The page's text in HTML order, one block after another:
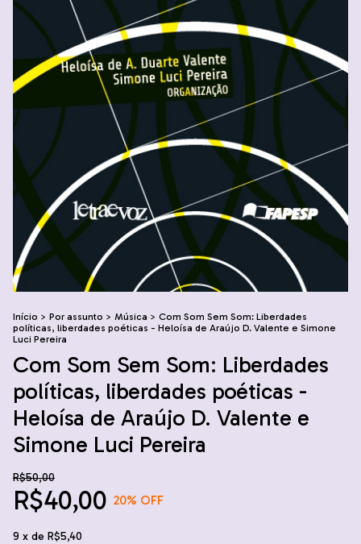
Início > Por assunto > Música > Com Som Sem Som: Liberdades
políticas, liberdades poéticas - Heloísa de Araújo D. Valente e Simone
Luci Pereira
Com Som Sem Som: Liberdades
políticas, liberdades poéticas -
Heloísa de Araújo D. Valente e
Simone Luci Pereira
R$50,00
R$40,00 20% OFF
9 x de R$5,40